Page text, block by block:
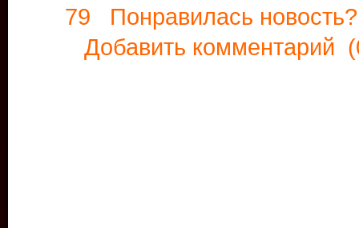
79 Понравилась
Добавить комментарий